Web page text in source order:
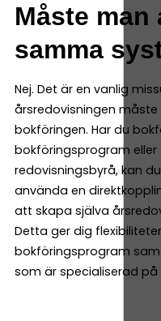
Måste man
samma
Nej. Det är en vanlig
årsredovisningen
bokföringen. Har du
bokföringsprogram
redovisningsbyrå, kan
använda en
att skapa själva
Detta ger dig
bokföringsprogram
som är specialiserad